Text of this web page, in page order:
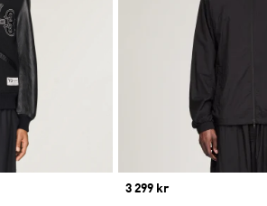
Price
3 299 kr